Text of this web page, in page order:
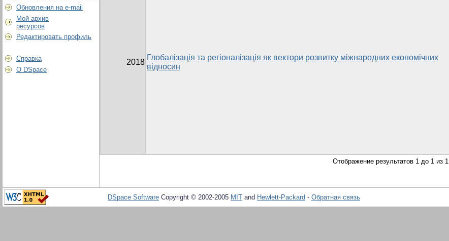
Обновления на e-mail
Мой архив
ресурсов
Редактировать профиль
Справка
О DSpace
2018
Глобалізація та регіоналізація як вектори розвитку міжнародних економічних
відносин
Отображение результатов 1 до 1 из 1
DSpace Software Copyright © 2002-2005 MIT and Hewlett-Packard - Обратная связь